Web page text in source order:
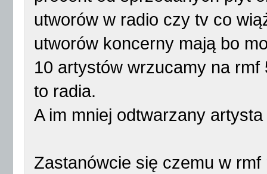
utworów w radio czy tv co
utworów koncerny mają bo
10 artystów wrzucamy na
to radia.
A im mniej odtwarzany
Zastanówcie się czemu w